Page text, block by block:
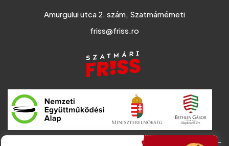
Amurgului utca 2. szám, Szatmárnémeti
friss@friss.ro